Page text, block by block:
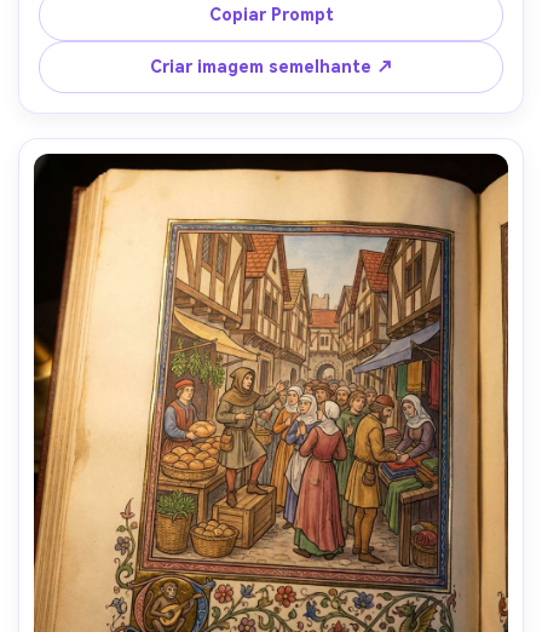
inicial decorada na página, textura de pergaminho,
videiras marginais rastejando ao redor da moldura,
expressão focada calma, cenário monástico autêntico,
iluminação finamente detalhada, lente de 85mm,
profundidade de campo rasa-AR 4:5
Copiar Prompt
Criar imagem semelhante ↗